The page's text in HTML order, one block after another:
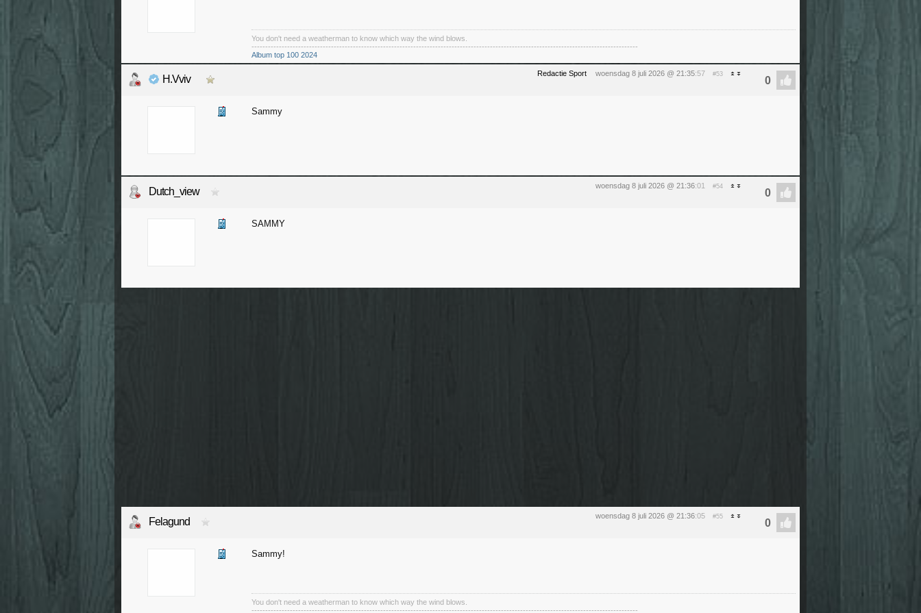
You don't need a weatherman to know which way the wind blows.
---------------------------------------------------------------------------------------------------------------------------------------------
Album top 100 2024
Redactie Sport woensdag 8 juli 2026 @ 21:35:57 #53
H.Vviv
Sammy
woensdag 8 juli 2026 @ 21:36:01 #54
Dutch_view
SAMMY
woensdag 8 juli 2026 @ 21:36:05 #55
Felagund
Sammy!
You don't need a weatherman to know which way the wind blows.
---------------------------------------------------------------------------------------------------------------------------------------------